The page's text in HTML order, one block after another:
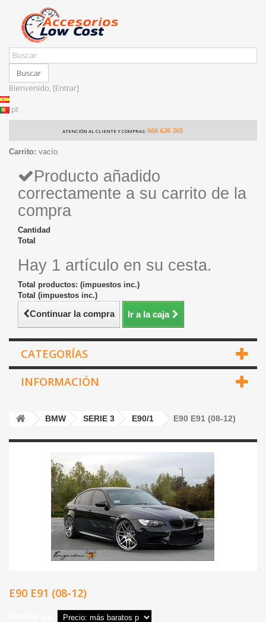
Buscar
Bienvenido, [Entrar]
pt
ATENCIÓN AL CLIENTE Y COMPRAS: 666 626 265
Carrito: vacío
Producto añadido
correctamente a su carrito de la
compra
Cantidad
Total
Hay 1 artículo en su cesta.
Total productos: (impuestos inc.)
Total (impuestos inc.)
Continuar la compra Ir a la caja
CATEGORÍAS
INFORMACIÓN
BMW SERIE 3 E90/1 E90 E91 (08-12)
E90 E91 (08-12)